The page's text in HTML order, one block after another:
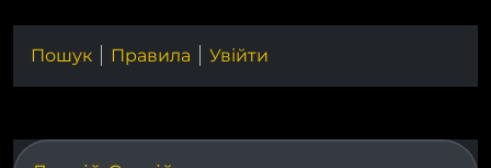
Пошук Правила Увійти